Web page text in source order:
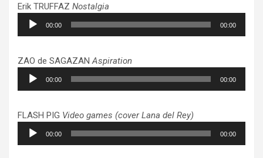
Erik TRUFFAZ Nostalgia
Lecteur
audio
00:00 00:00
ZAO de SAGAZANAspiration
Lecteur
audio
00:00 00:00
FLASH PIG Video games (cover Lana del Rey)
Lecteur
audio
00:00 00:00